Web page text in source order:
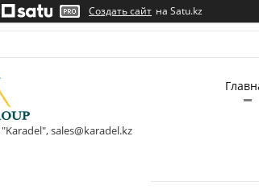
Создать сайт на Satu.kz
sales@karadel.kz